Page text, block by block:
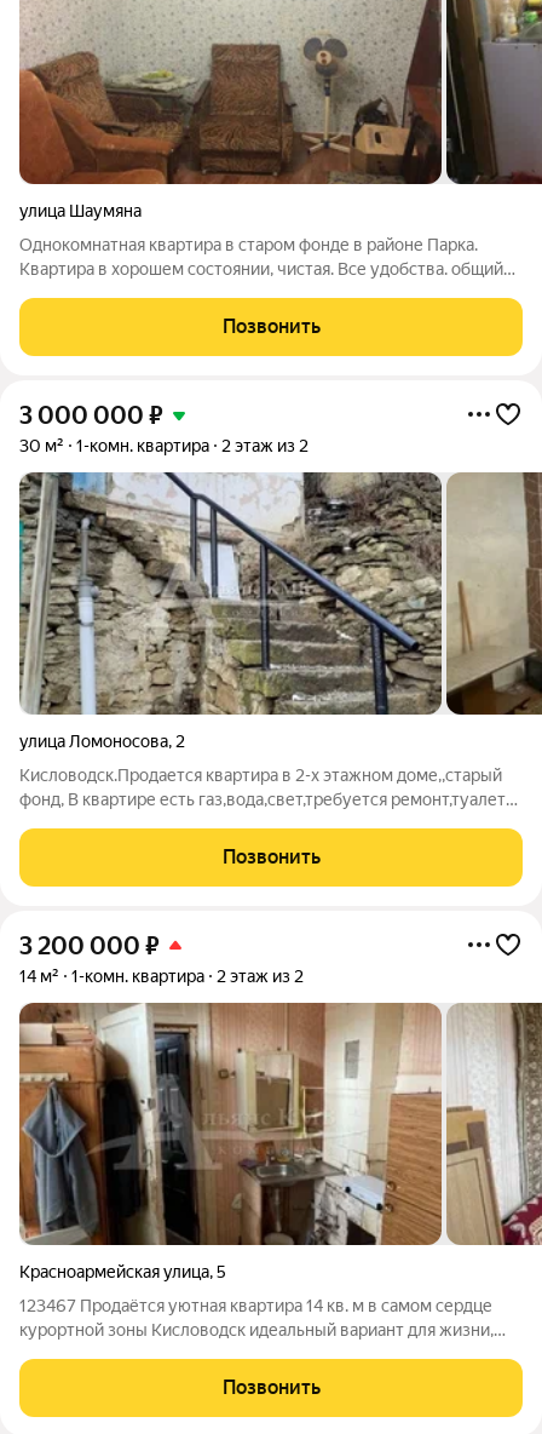
улица Шаумяна
Однокомнатная квартира в старом фонде в районе Парка.
Квартира в хорошем состоянии, чистая. Все удобства. общий
экономично. В квартире остается вся мебель. Отличный
вариант для отдыха или под
Позвонить
3 000 000 ₽
30 м² 1-комн. квартира 2 этаж из 2
улица Ломоносова, 2
Кисловодск.Продается квартира в 2-х этажном доме,,старый
фонд, В квартире есть газ,вода,свет,требуется ремонт,туалет
Позвонить
3 200 000 ₽
14 м² 1-комн. квартира 2 этаж из 2
Красноармейская улица,5
123467 Продаётся уютная квартира 14 кв. м в самом сердце
курортной зоны Кисловодск идеальный вариант для жизни,
атмосферной улице, где сохранилась историческая застройка
старого города. Здесь
Позвонить